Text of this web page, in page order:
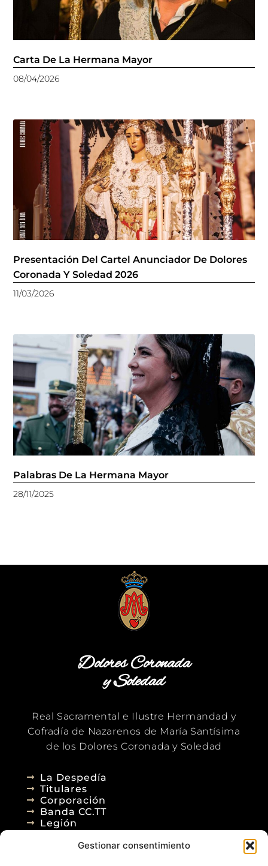
Gestionar consentimiento
Carta De La Hermana Mayor
08/04/2026
Presentación Del Cartel Anunciador De Dolores
Coronada Y Soledad 2026
11/03/2026
Palabras De La Hermana Mayor
28/11/2025
Dolores Coronada
y Soledad
Real Sacramental e Ilustre Hermandad y
Cofradía de Nazarenos de María Santísima
de los Dolores Coronada y Soledad
La Despedía
Titulares
Corporación
Banda CC.TT
Legión
Agenda